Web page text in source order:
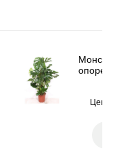
опоре
Цена: